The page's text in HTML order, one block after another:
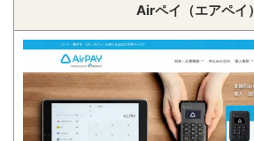
Airペイ（エアペイ）